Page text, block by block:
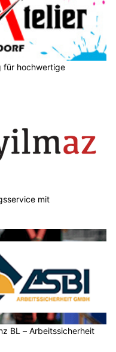
für hochwertige
mit
BL – Arbeitssicherheit